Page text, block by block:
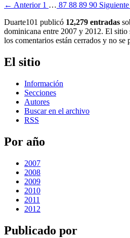
← Anterior 1 … 87 88 89 90
Duarte101 publicó 12,279 entradas
dominicana entre 2007 y 2012. El sitio
los comentarios están cerrados y no
El sitio
Información
Secciones
Autores
Buscar en el archivo
RSS
Por año
2007
2008
2009
2010
2011
2012
Publicado por